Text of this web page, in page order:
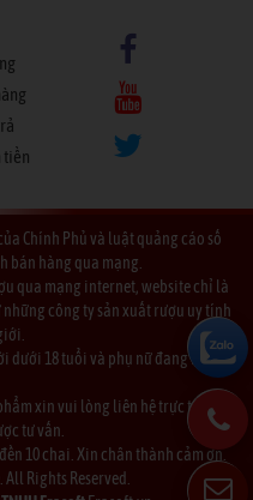
tiền
Chính Phủ và luật quảng cáo số
bán hàng qua mạng.
qua mạng internet, website chỉ là
công ty sản xuất rượu uy tính
dưới 18 tuổi và phụ nữ đang mang
xin vui lòng liên hệ trực tiếp với
tư vấn.
10 chai. Xin chân thành cảm ơn.
Rights Reserved.